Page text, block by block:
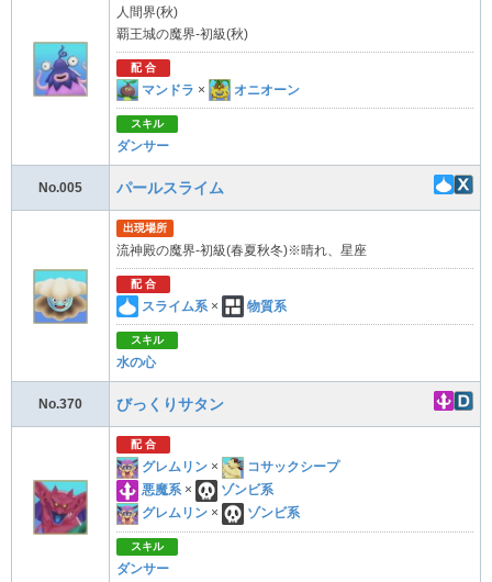
人間界(秋)
覇王城の魔界-初級(秋)
配 合
マンドラ × オニオーン
スキル
ダンサー
No.005 パールスライム
出現場所
流神殿の魔界-初級(春夏秋冬)※晴れ、星座
配 合
スライム系 × 物質系
スキル
水の心
No.370 びっくりサタン
配 合
グレムリン ×
コサックシープ
悪魔系 ×
ゾンビ系
グレムリン × ゾンビ系
スキル
ダンサー